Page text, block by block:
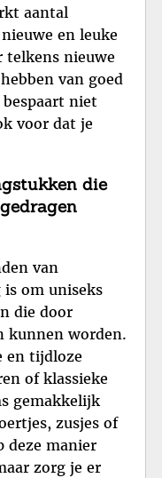
aantal
en leuke
telkens nieuwe
van goed
niet
voor dat je
die
van
is om uniseks
die door
kunnen worden.
en tijdloze
of klassieke
gemakkelijk
zusjes of
deze manier
zorg je er